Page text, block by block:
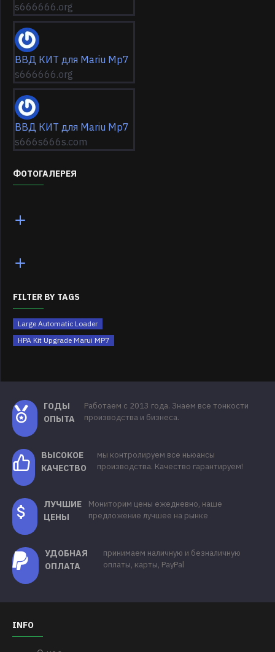
s666666.org
ВВД КИТ для Mariu Mp7
s666666.org
ВВД КИТ для Mariu Mp7
s666s666s.com
ФОТОГАЛЕРЕЯ
FILTER BY TAGS
Large Automatic Loader
HPA Kit Upgrade Marui MP7
ГОДЫ
ОПЫТА
Работаем с 2013 года. Знаем все тонкости
производства и бизнеса.
ВЫСОКОЕ
КАЧЕСТВО
мы контролируем все ньюансы
производства. Качество гарантируем!
ЛУЧШИЕ
ЦЕНЫ
Мониторим цены ежедневно, наше
предложение лучшее на рынке
УДОБНАЯ
ОПЛАТА
принимаем наличную и безналичную
оплаты, карты, PayPal
INFO